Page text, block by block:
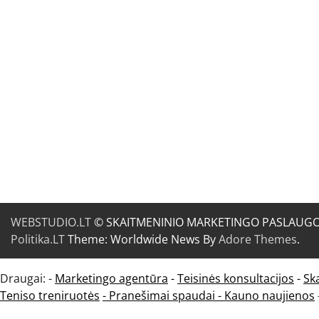
WEBSTUDIO.LT© SKAITMENINIO MARKETINGO
Politika.LTTheme: Worldwide News ByAdore Themes.
Draugai: - Marketingo agentūra -Teisinės konsultacijos -
Teniso treniruotės - Pranešimai spaudai - Kauno naujienos